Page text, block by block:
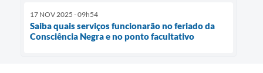
17 NOV 2025 - 09h54
Saiba quais serviços funcionarão no feriado da
Consciência Negra e no ponto facultativo